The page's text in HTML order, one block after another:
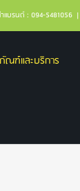
บรนด์ : 094-5481056 |
ณฑ์และบริการ